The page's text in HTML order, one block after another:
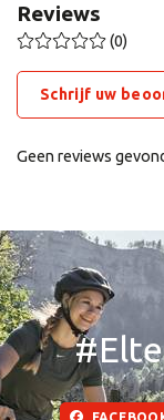
Reviews
(0)
Schrijf uw
Geen reviews